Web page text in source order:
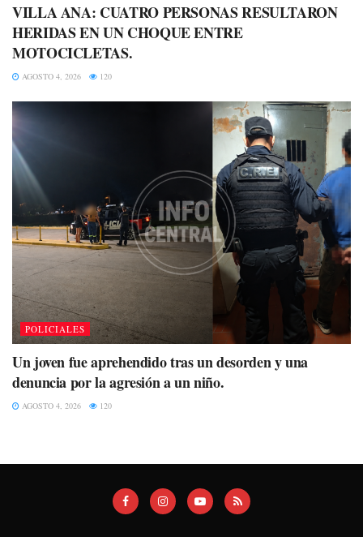
VILLA ANA: CUATRO PERSONAS RESULTARON
HERIDAS EN UN CHOQUE ENTRE
MOTOCICLETAS.
AGOSTO 4, 2026 120
POLICIALES
Un joven fue aprehendido tras un desorden y una
denuncia por la agresión a un niño.
AGOSTO 4, 2026 120